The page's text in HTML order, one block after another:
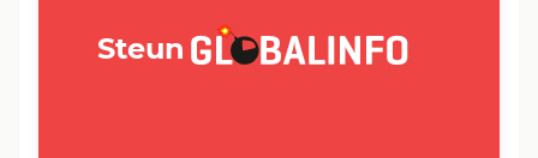
Steun GLOBALINFO.nl